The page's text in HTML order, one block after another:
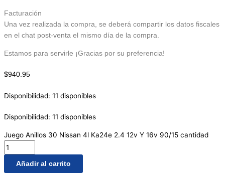
Facturación
Una vez realizada la compra, se deberá compartir los datos fiscales
en el chat post-venta el mismo día de la compra.
Estamos para servirle ¡Gracias por su preferencia!
$940.95
Disponibilidad: 11 disponibles
Disponibilidad: 11 disponibles
Juego Anillos 30 Nissan 4l Ka24e 2.4 12v Y 16v 90/15 cantidad
Añadir al carrito